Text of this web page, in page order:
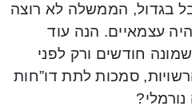
בגדול, הממשלה לא רוצה
עצמאיים. הנה עוד
חודשים ורק לפני
סמכות לתת דו”חות